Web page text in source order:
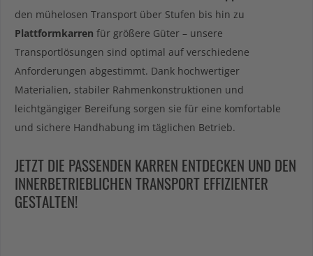
den mühelosen Transport über Stufen bis hin zu
Plattformkarren für größere Güter – unsere
Transportlösungen sind optimal auf verschiedene
Anforderungen abgestimmt. Dank hochwertiger
Materialien, stabiler Rahmenkonstruktionen und
leichtgängiger Bereifung sorgen sie für eine komfortable
und sichere Handhabung im täglichen Betrieb.
JETZT DIE PASSENDEN KARREN ENTDECKEN UND DEN
INNERBETRIEBLICHEN TRANSPORT EFFIZIENTER
GESTALTEN!